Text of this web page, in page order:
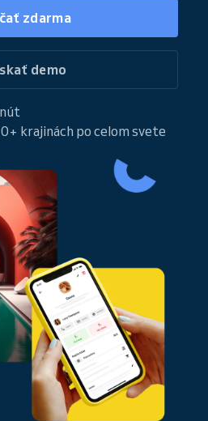
zdarma
demo
krajinách po celom svete